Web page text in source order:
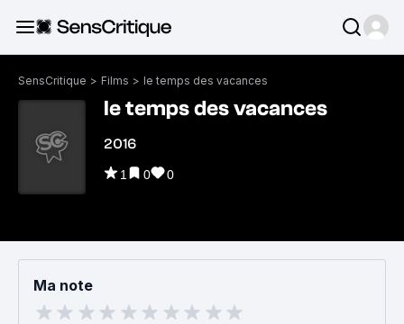
SensCritique > Films > le temps des vacances
le temps des vacances
2016
1 0 0
Ma note